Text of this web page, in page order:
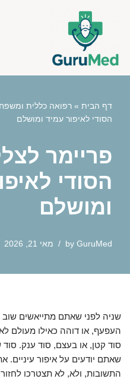
content
דף הבית » רפואה כללית
הסודי לאיפור עמיד ומושלם
פריימר
הסודי
ומושלם
by GuruMed מאי 21, 2026
שניה לפני שאתם מתייאשים
העפעף, או דוהה כאילו מעולם
סוד קטן, או בעצם, סוד ענק.
שאתם יודעים על איפור עיניים.
התשובות, ולא, לא תצטרכו